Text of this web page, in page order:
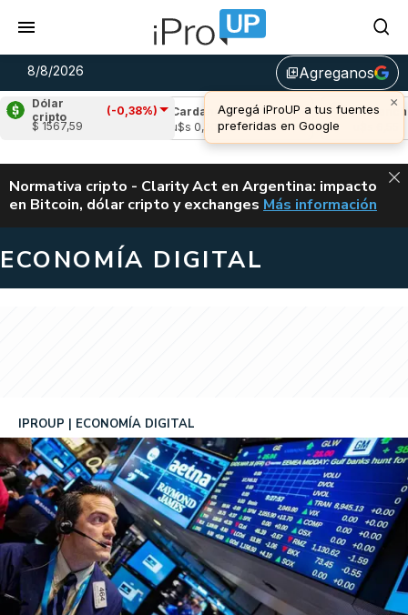
8/8/2026 library_addAgreganos
×
Agregá iProUP a tus fuentes
preferidas en Google
Dólar
cripto
(-0,38%)
$ 1567,59
(0,10%)
Cardano
(-1,32%)
u$s 0,20
Avalanche
u$s 6,55
ALERTA
Normativa cripto - Clarity Act en Argentina: impacto
en Bitcoin, dólar cripto y exchanges CLARITY ACT EN
Más información
ECONOMÍA DIGITAL
IPROUP ECONOMÍA DIGITAL